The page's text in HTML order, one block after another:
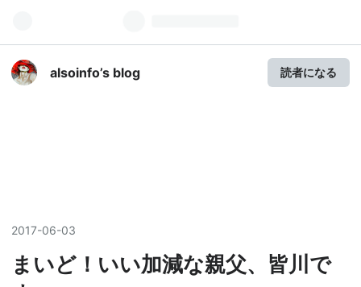
alsoinfo’s blog 読者になる
2017-06-03
まいど！いい加減な親父、皆川で